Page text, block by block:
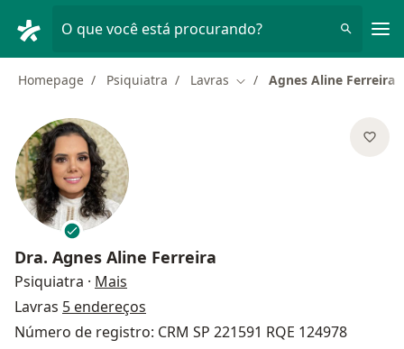
O que você está procurando?
Homepage Psiquiatra Lavras Mudar de cidade
Agnes Aline Ferreira
Dra. Agnes Aline Ferreira
Psiquiatra · Mais
Lavras 5 endereços
Número de registro: CRM SP 221591 RQE 124978